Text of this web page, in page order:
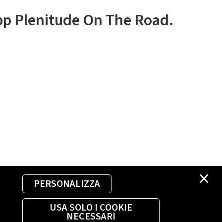
×
PERSONALIZZA
USA SOLO I COOKIE
NECESSARI
Plenitude On The Road.